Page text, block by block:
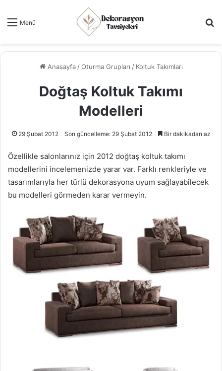
Menü
Anasayfa / Oturma Grupları / Koltuk Takımları
Doğtaş Koltuk Takımı
Modelleri
29 Şubat 2012 Son güncelleme: 29 Şubat 2012 Bir dakikadan az
Özellikle salonlarınız için 2012 doğtaş koltuk takımı
modellerini incelemenizde yarar var. Farklı renkleriyle ve
tasarımlarıyla her türlü dekorasyona uyum sağlayabilecek
bu modelleri görmeden karar vermeyin.